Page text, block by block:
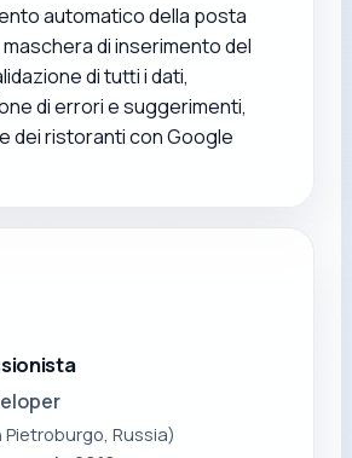
automatico della posta
di inserimento del
di tutti i dati,
di errori e suggerimenti,
dei ristoranti con Google
Pietroburgo, Russia)